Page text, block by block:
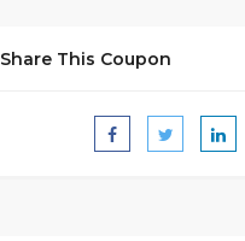
Share This Coupon